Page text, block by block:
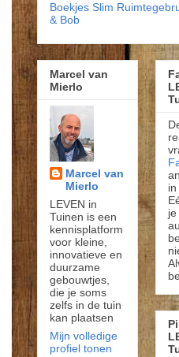
Boekjes Slim
& Bob
Marcel van
Mierlo
Marcel van
Mierlo
LEVEN in
Tuinen is een
kennisplatform
voor kleine,
innovatieve en
duurzame
gebouwtjes,
die je soms
zelfs in de tuin
kan plaatsen
Mijn volledige
profiel tonen
in